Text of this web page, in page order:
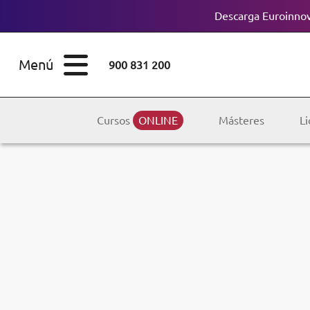
Descarga
Menú 900 831 200
ESTUDIOS
Licenciaturas
Doctorados
Cursos ONLINE Másteres